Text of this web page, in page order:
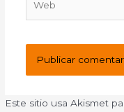
Este sitio usa Akismet